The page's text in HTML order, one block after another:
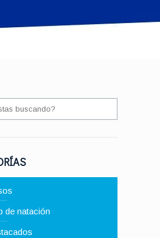
de natación